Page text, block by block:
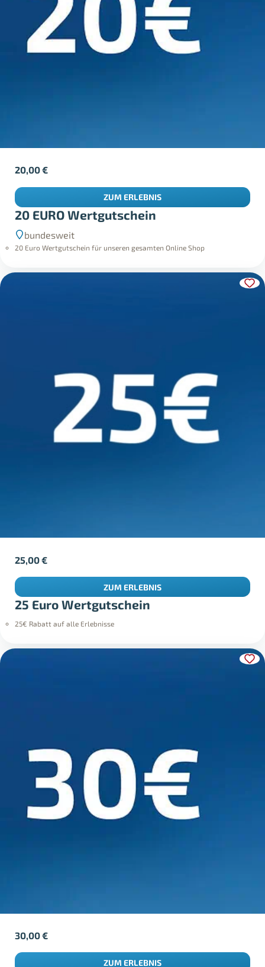
20 EURO Wertgutschein
bundesweit
20 Euro Wertgutschein für unseren gesamten Online Shop
20,00€
ZUM ERLEBNIS
25 Euro Wertgutschein
25€ Rabatt auf alle Erlebnisse
25,00€
ZUM ERLEBNIS
30,00€
ZUM ERLEBNIS